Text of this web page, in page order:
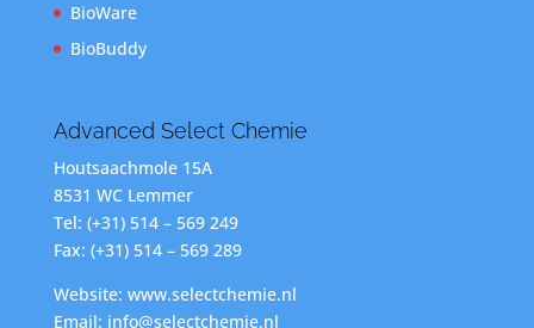
BioWare
BioBuddy
Advanced Select Chemie
Houtsaachmole 15A
8531 WC Lemmer
Tel: (+31) 514 – 569 249
Fax: (+31) 514 – 569 289
Website: www.selectchemie.nl
Email: info@selectchemie.nl